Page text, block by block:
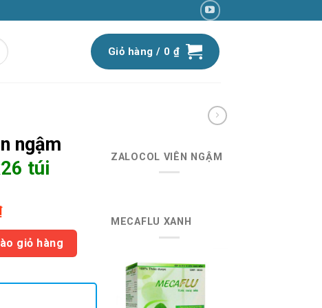
Giỏ hàng / 0 ₫
ngậm
túi
Giá
hiện
tại
là:
12.690 ₫.
viên) | x26 túi số lượng
giỏ hàng
ZALOCOL VIÊN NGẬM
MECAFLU XANH